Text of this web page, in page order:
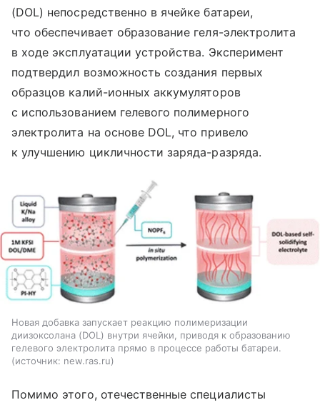
(DOL) непосредственно в ячейке батареи,
что обеспечивает образование геля-электролита
в ходе эксплуатации устройства. Эксперимент
подтвердил возможность создания первых
образцов калий-ионных аккумуляторов
с использованием гелевого полимерного
электролита на основе DOL, что привело
к улучшению цикличности заряда-разряда.
Новая добавка запускает реакцию полимеризации
диизоксолана (DOL) внутри ячейки, приводя к образованию
гелевого электролита прямо в процессе работы батареи.
источник: new.ras.ru
Помимо этого, отечественные специалисты